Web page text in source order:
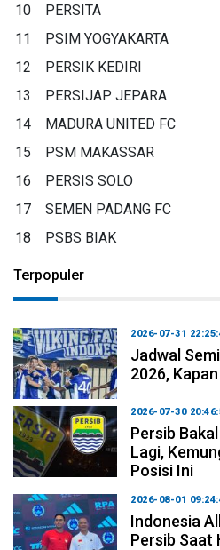
10
PERSITA
11
PSIM YOGYAKARTA
12
PERSIK KEDIRI
13
PERSIJAP JEPARA
14
MADURA UNITED FC
15
PSM MAKASSAR
16
PERSIS SOLO
17
SEMEN PADANG FC
18
PSBS BIAK
Terpopuler
2026-07-31
Jadwal
2026,
2026-07-30
Persib
Lagi,
Posisi Ini
2026-08-01
Indonesia
Persib Saat